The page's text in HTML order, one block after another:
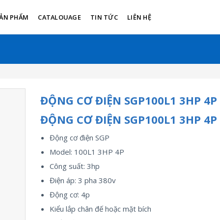
PHẨM CATALOUAGE TIN TỨC LIÊN HỆ
ĐỘNG CƠ ĐIỆN SGP100L1 3HP 4P
ĐỘNG CƠ ĐIỆN SGP100L1 3HP 4P
Động cơ điện SGP
Model: 100L1 3HP 4P
Công suất: 3hp
Điện áp: 3 pha 380v
Động cơ: 4p
Kiểu lắp chân đế hoặc mặt bích